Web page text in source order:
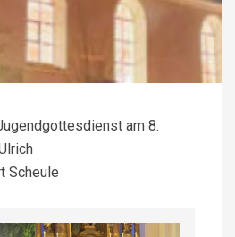
am 8.
Scheule